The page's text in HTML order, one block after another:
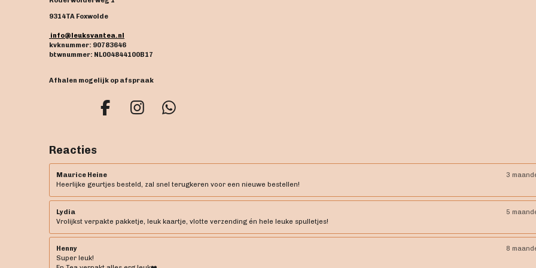
9314TA Foxwolde
info@leuksvantea.nl
kvknummer: 90783646
btwnummer: NL004844100B17
Afhalen mogelijk op afspraak
F
e
b
o
o
k
I
t
g
r
a
m
W
t
A
p
p
Reacties
Maurice Heine
3
Heerlijke geurtjes besteld, zal snel terugkeren voor een nieuwe bestellen!
Lydia
5
Vrolijkst verpakte pakketje, leuk kaartje, vlotte verzending én hele leuke spulletjes!
Henny
8
Super leuk!